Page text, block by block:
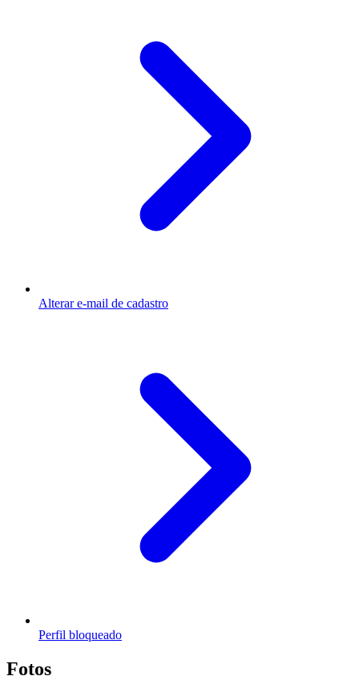
Alterar e-mail de cadastro
Perfil bloqueado
Fotos